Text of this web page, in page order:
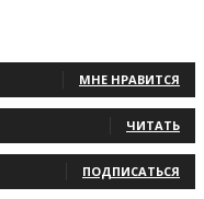
МНЕ НРАВИТСЯ
ЧИТАТЬ
ПОДПИСАТЬСЯ